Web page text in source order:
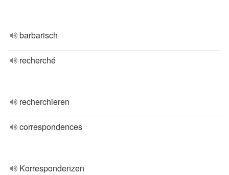
barbarisch
recherché
recherchieren
correspondences
Korrespondenzen